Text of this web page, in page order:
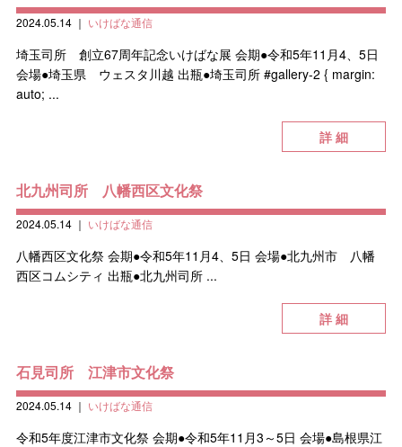
2024.05.14｜ いけばな通信
埼玉司所 創立67周年記念いけばな展 会期●令和5年11月4、5日
会場●埼玉県 ウェスタ川越 出瓶●埼玉司所 #gallery-2 { margin:
auto; ...
詳 細
北九州司所 八幡西区文化祭
2024.05.14｜ いけばな通信
八幡西区文化祭 会期●令和5年11月4、5日 会場●北九州市 八幡
西区コムシティ 出瓶●北九州司所 ...
詳 細
石見司所 江津市文化祭
2024.05.14｜ いけばな通信
令和5年度江津市文化祭 会期●令和5年11月3～5日 会場●島根県江